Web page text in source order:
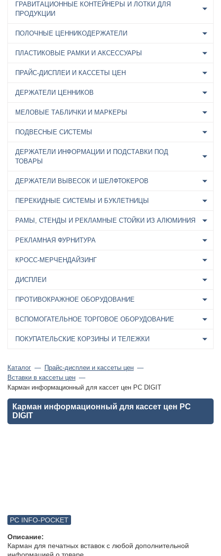
ГРАВИТАЦИОННЫЕ КОНТЕЙНЕРЫ И ЛОТКИ ДЛЯ
ПРОДУКЦИИ
ПОЛОЧНЫЕ ЦЕННИКОДЕРЖАТЕЛИ
ПЛАСТИКОВЫЕ РАМКИ И АКСЕССУАРЫ
ПРАЙС-ДИСПЛЕИ И КАССЕТЫ ЦЕН
ДЕРЖАТЕЛИ ЦЕННИКОВ
МЕЛОВЫЕ ТАБЛИЧКИ И МАРКЕРЫ
ПОДВЕСНЫЕ СИСТЕМЫ
ДЕРЖАТЕЛИ ИНФОРМАЦИИ И ПОДСТАВКИ ПОД
ТОВАРЫ
ДЕРЖАТЕЛИ ВЫВЕСОК И ШЕЛФТОКЕРОВ
ПЕРЕКИДНЫЕ СИСТЕМЫ И БУКЛЕТНИЦЫ
РАМЫ, СТЕНДЫ И РЕКЛАМНЫЕ СТОЙКИ ИЗ АЛЮМИНИЯ
РЕКЛАМНАЯ ФУРНИТУРА
КРОСС-МЕРЧЕНДАЙЗИНГ
ДИСПЛЕИ
ПРОТИВОКРАЖНОЕ ОБОРУДОВАНИЕ
ВСПОМОГАТЕЛЬНОЕ ТОРГОВОЕ ОБОРУДОВАНИЕ
ПОКУПАТЕЛЬСКИЕ КОРЗИНЫ И ТЕЛЕЖКИ
Каталог
Прайс-дисплеи и кассеты цен
Вставки в кассеты цен
Карман информационный для кассет цен PC DIGIT
Карман информационный для кассет цен PC
DIGIT
PC INFO-POCKET
Описание:
Карман для печатных вставок с любой дополнительной